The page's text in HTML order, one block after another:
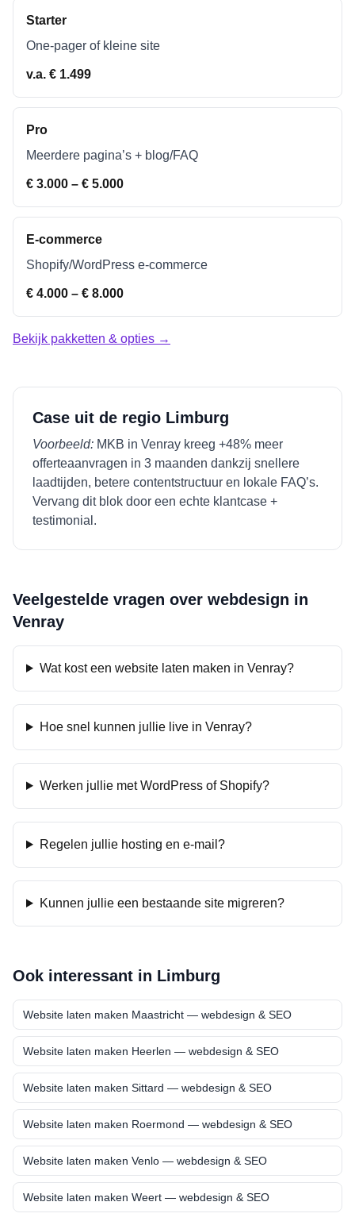
Starter
One-pager of kleine site
v.a. € 1.499
Pro
Meerdere pagina’s + blog/FAQ
€ 3.000 – € 5.000
E-commerce
Shopify/WordPress e-commerce
€ 4.000 – € 8.000
Bekijk pakketten & opties →
Case uit de regio Limburg
Voorbeeld: MKB in Venray kreeg +48% meer
offerteaanvragen in 3 maanden dankzij snellere
laadtijden, betere contentstructuur en lokale FAQ’s.
Vervang dit blok door een echte klantcase +
testimonial.
Veelgestelde vragen over webdesign in
Venray
Wat kost een website laten maken in Venray?
Hoe snel kunnen jullie live in Venray?
Werken jullie met WordPress of Shopify?
Regelen jullie hosting en e-mail?
Kunnen jullie een bestaande site migreren?
Ook interessant in Limburg
Website laten maken Maastricht — webdesign & SEO
Website laten maken Heerlen — webdesign & SEO
Website laten maken Sittard — webdesign & SEO
Website laten maken Roermond — webdesign & SEO
Website laten maken Venlo — webdesign & SEO
Website laten maken Weert — webdesign & SEO